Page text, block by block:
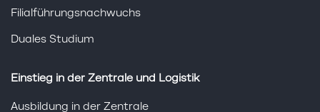
Filialführungsnachwuchs
Duales Studium
Einstieg in der Zentrale und Logistik
Ausbildung in der Zentrale